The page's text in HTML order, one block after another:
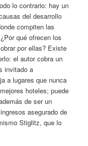
lo contrario: hay un
del desarrollo
compiten las
qué ofrecen los
por ellas? Existe
el autor cobra un
invitado a
a lugares que nunca
hoteles; puede
de ser un
asegurado de
Stiglitz, que lo